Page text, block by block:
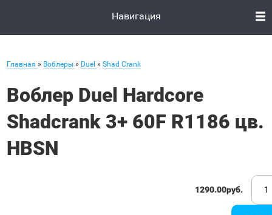
Навигация
Главная » Воблеры » Duel » Shad Crank
Воблер Duel Hardcore
Shadcrank 3+ 60F R1186 цв.
HBSN
1290.00руб.